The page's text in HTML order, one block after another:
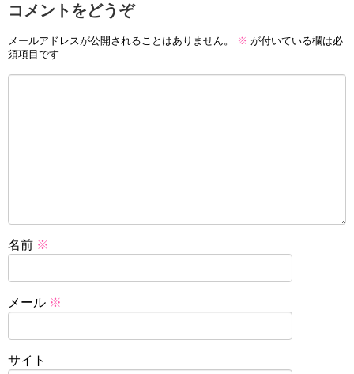
コメントをどうぞ
メールアドレスが公開されることはありません。 ※ が付いている欄は必
須項目です
名前 ※
メール ※
サイト